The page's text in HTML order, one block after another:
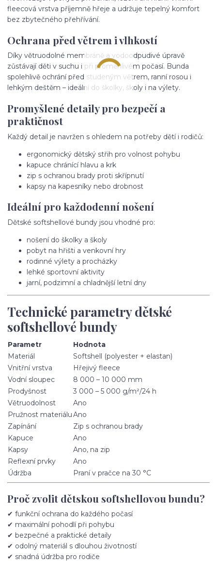
fleecová vrstva příjemně hřeje a udržuje tepelný komfort
bez zbytečného přehřívání.
Ochrana před větrem i vlhkostí
Díky větruodolné membráně a vodoodpudivé úpravě
zůstávají děti v suchu i při proměnlivém počasí. Bunda
spolehlivě ochrání před studeným větrem, ranní rosou i
lehkým deštěm – ideální do školky, školy i na výlety.
Promyšlené detaily pro bezpečí a
praktičnost
Každý detail je navržen s ohledem na potřeby dětí i rodičů:
ergonomický dětský střih pro volnost pohybu
kapuce chránící hlavu a krk
zip s ochranou brady proti skřípnutí
kapsy na kapesníky nebo drobnost
Ideální pro každodenní nošení
Dětské softshellové bundy jsou vhodné pro:
nošení do školky a školy
pobyt na hřišti a venkovní hry
rodinné výlety a procházky
lehké sportovní aktivity
jarní, podzimní a chladnější letní dny
Technické parametry dětské
softshellové bundy
Parametr
Hodnota
Materiál
Softshell (polyester + elastan)
Vnitřní vrstva
Hřejivý fleece
Vodní sloupec
8 000 – 10 000 mm
Prodyšnost
3 000 – 5 000 g/m²/24 h
Větruodolnost
Ano
Pružnost materiáluAno
Zapínání
Zip s ochranou brady
Kapuce
Ano
Kapsy
Ano, na zip
Reflexní prvky
Ano
Údržba
Praní v pračce na 30 °C
Proč zvolit dětskou softshellovou bundu?
✔ funkční ochrana do každého počasí
✔ maximální pohodlí při pohybu
✔ bezpečné a praktické detaily
✔ odolný materiál s dlouhou životností
✔ snadná údržba pro rodiče